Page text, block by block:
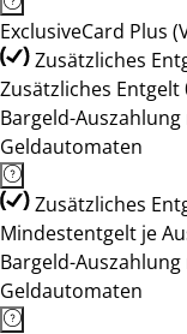
ExclusiveCard Plus
Zusätzliches
Zusätzliches Entgelt
Bargeld-
Geldautomaten
Zusätzliches
Mindestentgelt je
Bargeld-
Geldautomaten